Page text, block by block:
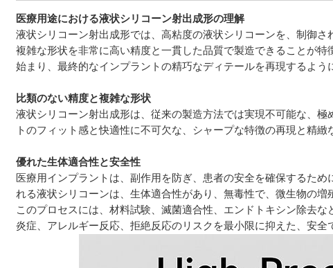
医療用途における液状シリコーン射出成形の理解
液状シリコーン射出成形では、高粘度の液状シリコーンを、制御
複雑な形状を非常に高い精度と一貫した品質で製造できることが
始まり、最終的なインプラントの精巧なディテールを再現するよう
比類のない精度と複雑な形状
液状シリコーン射出成形は、従来の製造方法では実現不可能な、
トのフィット感と快適性に不可欠な、シャープな特徴の再現と精緻
優れた生体適合性と安全性
医療用インプラントは、副作用を防ぎ、患者の安全を確保するた
れる液状シリコーンは、生体適合性があり、無毒性で、微生物の増
このプロセスには、材料試験、滅菌適合性、エンドトキシン除去
炎症、アレルギー反応、拒絶反応のリスクを最小限に抑えた、安全